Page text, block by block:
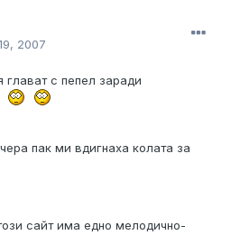
2007
с пепел заради
пак ми вдигнаха колата за
сайт има едно мелодично-